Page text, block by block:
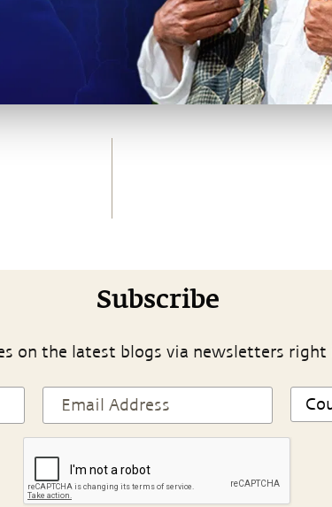
Subscribe
on the latest blogs via newsletters right